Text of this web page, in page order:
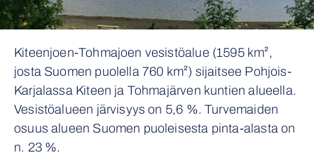
Kiteenjoen-Tohmajoen vesistöalue (1595 km²,
josta Suomen puolella 760 km²) sijaitsee Pohjois-
Karjalassa Kiteen ja Tohmajärven kuntien alueella.
Vesistöalueen järvisyys on 5,6 %. Turvemaiden
osuus alueen Suomen puoleisesta pinta-alasta on
n. 23 %.